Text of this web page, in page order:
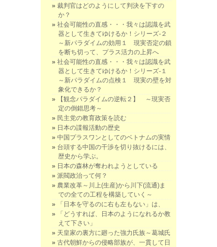
裁判官はどのようにして判決を下すの
か？
社会可能性の直感・・・我々は認識を武
器として生きてゆけるか！シリーズ-２
～新パラダイムの効用１ 現実否定の鎖
を断ち切って、プラス活力の上昇へ
社会可能性の直感・・・我々は認識を武
器として生きてゆけるか！シリーズ-１
～新パラダイムの点検１ 現実の壁を対
象化できるか？
【観念パラダイムの逆転２】 ～現実否
定の倒錯思考～
民主党の教育政策を読む
日本の諜報活動の歴史
中国プラスワンとしてのベトナムの実情
台頭する中国の干渉を切り抜けるには、
歴史から学ぶ。
日本の森林が奪われようとしている
派閥政治って何？
農業改革～川上(生産)から川下(流通)ま
での全ての工程を構築していく～
「日本を守るのに右も左もない」は、
「どうすれば、日本のようになれるか教
えて下さい」
天皇家の裏方に廻った強力氏族～葛城氏
古代朝鮮からの侵略部族が、一貫して日